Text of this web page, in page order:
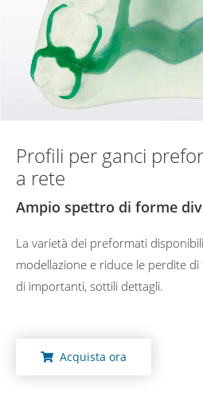
Profili per ganci
a rete
Ampio spettro di forme
La varietà dei preformati
modellazione e riduce le perdite
di importanti, sottili dettagli.
Acquista ora